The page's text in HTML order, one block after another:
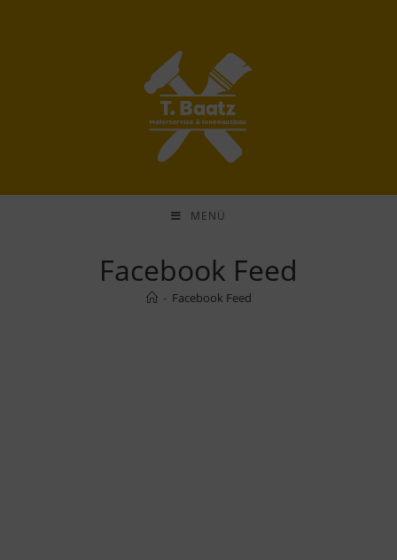
MENÜ
Facebook Feed
- Facebook Feed